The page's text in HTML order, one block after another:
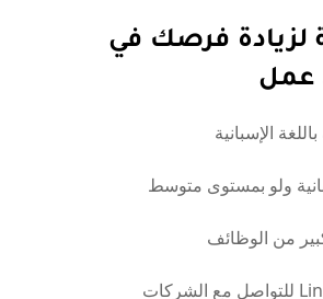
لزيادة فرصك في
عمل
الإسبانية
ولو بمستوى متوسط
من الوظائف